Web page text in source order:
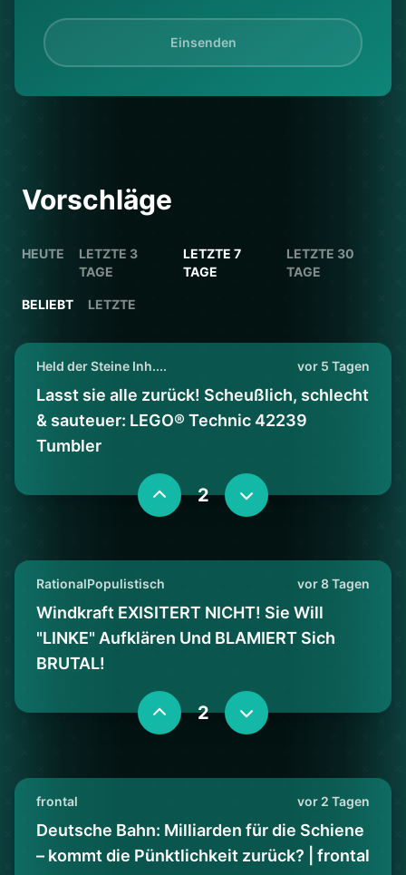
Einsenden
Vorschläge
HEUTE
LETZTE 3
TAGE
LETZTE 7
TAGE
LETZTE 30
TAGE
BELIEBT LETZTE
Held der Steine Inh.... vor 5 Tagen
Lasst sie alle zurück! Scheußlich, schlecht
& sauteuer: LEGO® Technic 42239
Tumbler
2
RationalPopulistisch vor 8 Tagen
Windkraft EXISITERT NICHT! Sie Will
"LINKE" Aufklären Und BLAMIERT Sich
BRUTAL!
2
frontal vor 2 Tagen
Deutsche Bahn: Milliarden für die Schiene
– kommt die Pünktlichkeit zurück? | frontal